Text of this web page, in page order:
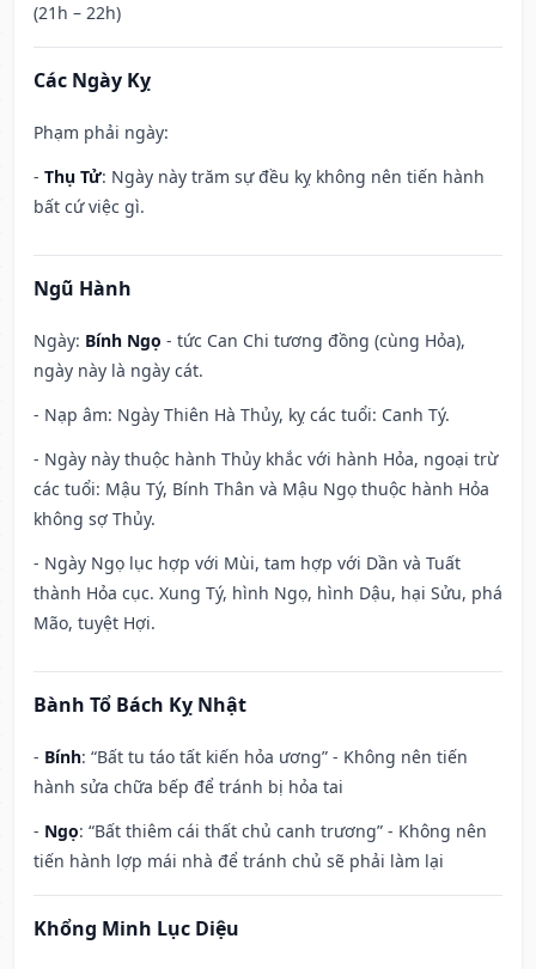
(21h – 22h)
Các Ngày Kỵ
Phạm phải ngày:
- Thụ Tử: Ngày này trăm sự đều kỵ không nên tiến hành
bất cứ việc gì.
Ngũ Hành
Ngày: Bính Ngọ - tức Can Chi tương đồng (cùng Hỏa),
ngày này là ngày cát.
- Nạp âm: Ngày Thiên Hà Thủy, kỵ các tuổi: Canh Tý.
- Ngày này thuộc hành Thủy khắc với hành Hỏa, ngoại trừ
các tuổi: Mậu Tý, Bính Thân và Mậu Ngọ thuộc hành Hỏa
không sợ Thủy.
- Ngày Ngọ lục hợp với Mùi, tam hợp với Dần và Tuất
thành Hỏa cục. Xung Tý, hình Ngọ, hình Dậu, hại Sửu, phá
Mão, tuyệt Hợi.
Bành Tổ Bách Kỵ Nhật
- Bính: “Bất tu táo tất kiến hỏa ương” - Không nên tiến
hành sửa chữa bếp để tránh bị hỏa tai
- Ngọ: “Bất thiêm cái thất chủ canh trương” - Không nên
tiến hành lợp mái nhà để tránh chủ sẽ phải làm lại
Khổng Minh Lục Diệu